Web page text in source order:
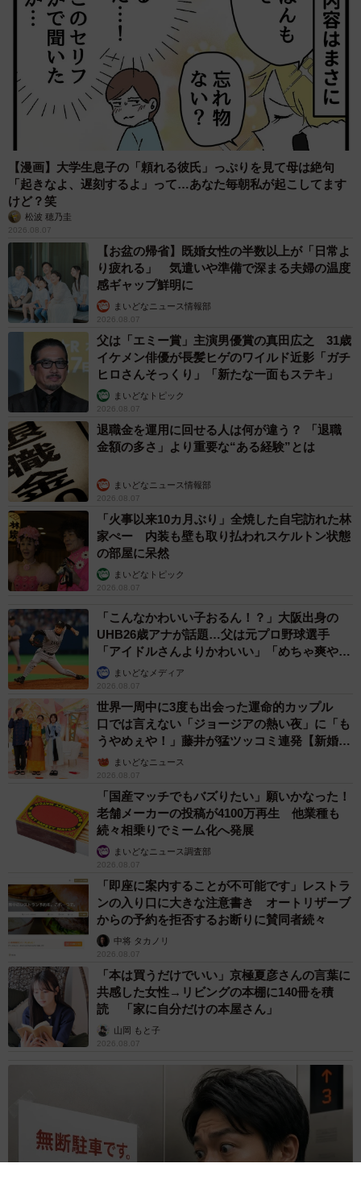
昔のアイテムを使い続けていることでトレンド感が出ない…と分析／投
稿主さん（mine.miki）提供
そこで、ともみママさんのために立案された変身プランの
テーマは、「令和のシゴデキママ」。
「平成から令和へアップデートするため、ファッション・
ヘア・メイクの全てにおいて『軽やかさ』『明るさ』『透
明感』『抜け感』を意識しました」
令和のトレンドに合わせて大変身したともみママさん／投稿主さん
（mine.miki）提供
まずは、ファッションについて。「令和感を出すには抜け
感が必要」と投稿主さんは話しますが、トレンドアイテム
を普段のファッションに取り入れるコツを具体的に伺いま
【漫画】大学生息子の「頼れる彼氏」っぷりを見て母は絶句
「起きなよ、遅刻するよ」って…あなた毎朝私が起こしてます
けど？笑
松波 穂乃圭
2026.08.07
【お盆の帰省】既婚女性の半数以上が「日常よ
り疲れる」 気遣いや準備で深まる夫婦の温度
感ギャップ鮮明に
まいどなニュース情報部
2026.08.07
父は「エミー賞」主演男優賞の真田広之 31歳
イケメン俳優が長髪ヒゲのワイルド近影「ガチ
ヒロさんそっくり」「新たな一面もステキ」
まいどなトピック
2026.08.07
退職金を運用に回せる人は何が違う？ 「退職
金額の多さ」より重要な“ある経験”とは
まいどなニュース情報部
2026.08.07
「火事以来10カ月ぶり」全焼した自宅訪れた林
家ぺー 内装も壁も取り払われスケルトン状態
の部屋に呆然
まいどなトピック
2026.08.07
「こんなかわいい子おるん！？」大阪出身の
UHB26歳アナが話題…父は元プロ野球選手
「アイドルさんよりかわいい」「めちゃ爽や
か」まいどなメディア
2026.08.07
世界一周中に3度も出会った運命的カップル
口では言えない「ジョージアの熱い夜」に「も
うやめぇや！」藤井が猛ツッコミ連発【新婚さ
ん】まいどなニュース
2026.08.07
「国産マッチでもバズりたい」願いかなった！
老舗メーカーの投稿が4100万再生 他業種も
続々相乗りでミーム化へ発展
まいどなニュース調査部
2026.08.07
「即座に案内することが不可能です」レストラ
ンの入り口に大きな注意書き オートリザーブ
からの予約を拒否するお断りに賛同者続々
中将 タカノリ
2026.08.07
「本は買うだけでいい」京極夏彦さんの言葉に
共感した女性→リビングの本棚に140冊を積
読 「家に自分だけの本屋さん」
山岡 もと子
2026.08.07